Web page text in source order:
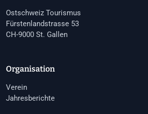
Ostschweiz Tourismus
Fürstenlandstrasse 53
CH-9000 St. Gallen
Organisation
Verein
Jahresberichte